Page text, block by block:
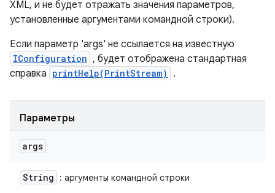
XML, и не будет отражать значения параметров,
установленные аргументами командной строки).
Если параметр 'args' не ссылается на известную
IConfiguration , будет отображена стандартная
справка printHelp(PrintStream) .
Параметры
args
String : аргументы командной строки